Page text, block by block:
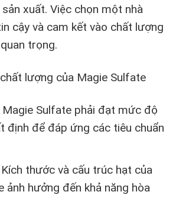
xuất. Việc chọn một nhà
cậy và cam kết vào chất lượng
trọng.
lượng của Magie Sulfate
Sulfate phải đạt mức độ
định để đáp ứng các tiêu chuẩn
thước và cấu trúc hạt của
ảnh hưởng đến khả năng hòa